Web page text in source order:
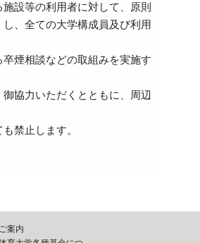
設等の利用者に対して、原則
、全ての大学構成員及び利用
煙相談などの取組みを実施す
協力いただくとともに、周辺
禁止します。
案内